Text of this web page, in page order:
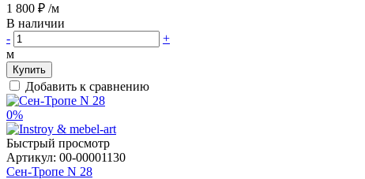
1 800 ₽ /м
В наличии
-
+
м
Купить
Добавить к сравнению
0%
Быстрый просмотр
Артикул: 00-00001130
Сен-Тропе N 28